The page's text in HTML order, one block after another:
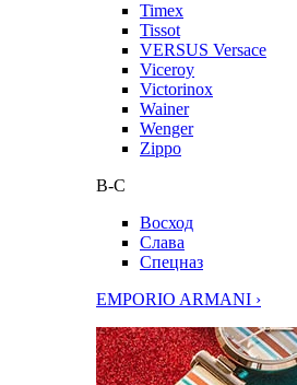
Timex
Tissot
VERSUS Versace
Viceroy
Victorinox
Wainer
Wenger
Zippo
В-С
Восход
Слава
Спецназ
EMPORIO ARMANI ›